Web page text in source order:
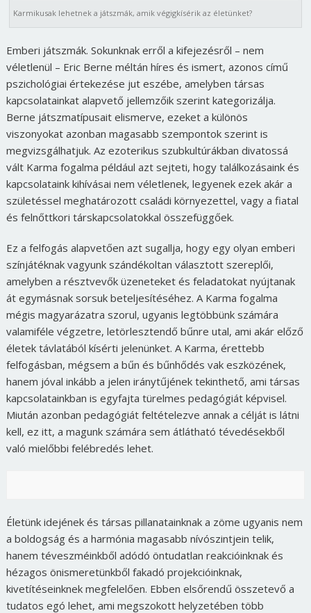
Karmikusak lehetnek a játszmák, amik végigkísérik az életünket?
Emberi játszmák. Sokunknak erről a kifejezésről – nem
véletlenül – Eric Berne méltán híres és ismert, azonos című
pszichológiai értekezése jut eszébe, amelyben társas
kapcsolatainkat alapvető jellemzőik szerint kategorizálja.
Berne játszmatípusait elismerve, ezeket a különös
viszonyokat azonban magasabb szempontok szerint is
megvizsgálhatjuk. Az ezoterikus szubkultúrákban divatossá
vált Karma fogalma például azt sejteti, hogy találkozásaink és
kapcsolataink kihívásai nem véletlenek, legyenek ezek akár a
születéssel meghatározott családi környezettel, vagy a fiatal
és felnőttkori társkapcsolatokkal összefüggőek.
Ez a felfogás alapvetően azt sugallja, hogy egy olyan emberi
színjátéknak vagyunk szándékoltan választott szereplői,
amelyben a résztvevők üzeneteket és feladatokat nyújtanak
át egymásnak sorsuk beteljesítéséhez. A Karma fogalma
mégis magyarázatra szorul, ugyanis legtöbbünk számára
valamiféle végzetre, letörlesztendő bűnre utal, ami akár előző
életek távlatából kísérti jelenünket. A Karma, érettebb
felfogásban, mégsem a bűn és bűnhődés vak eszközének,
hanem jóval inkább a jelen iránytűjének tekinthető, ami társas
kapcsolatainkban is egyfajta türelmes pedagógiát képvisel.
Miután azonban pedagógiát feltételezve annak a célját is látni
kell, ez itt, a magunk számára sem átlátható tévedésekből
való mielőbbi felébredés lehet.
Életünk idejének és társas pillanatainknak a zöme ugyanis nem
a boldogság és a harmónia magasabb nívószintjein telik,
hanem téveszméinkből adódó öntudatlan reakcióinknak és
hézagos önismeretünkből fakadó projekcióinknak,
kivetítéseinknek megfelelően. Ebben elsőrendű összetevő a
tudatos egó lehet, ami megszokott helyzetében több